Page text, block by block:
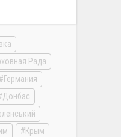
Рада
Германия
Донбас
Крым